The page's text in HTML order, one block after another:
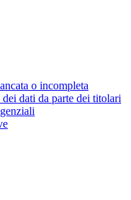
o incompleta
dati da parte dei titolari